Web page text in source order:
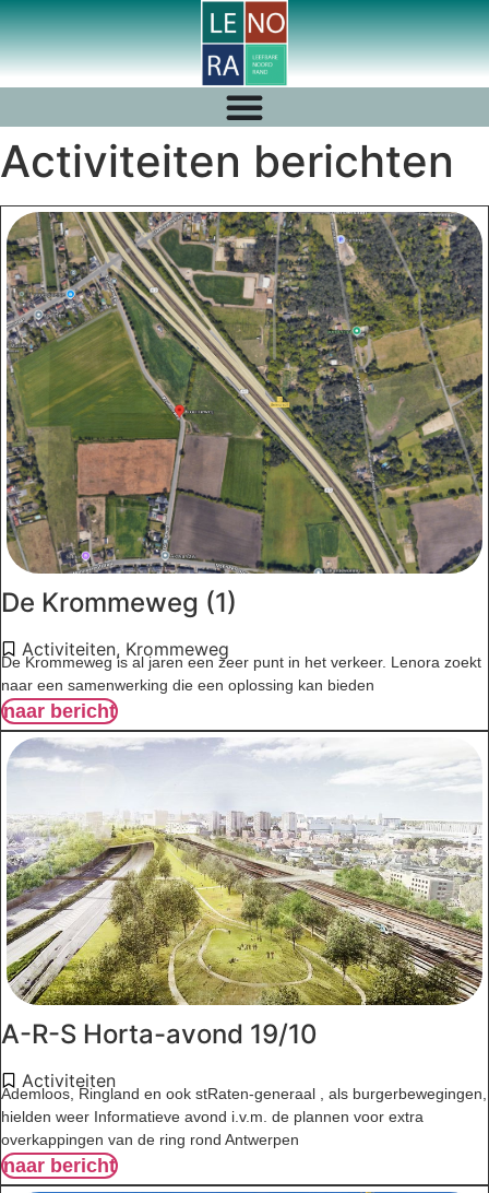
Activiteiten berichten
De Krommeweg (1)
Activiteiten, Krommeweg
De Krommeweg is al jaren een zeer punt in het verkeer. Lenora zoekt
naar een samenwerking die een oplossing kan bieden
naar bericht
A-R-S Horta-avond 19/10
Activiteiten
Ademloos, Ringland en ook stRaten-generaal , als burgerbewegingen,
hielden weer Informatieve avond i.v.m. de plannen voor extra
overkappingen van de ring rond Antwerpen
naar bericht